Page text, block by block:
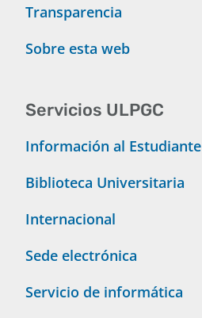
Transparencia
Sobre esta web
Servicios ULPGC
Información al Estudiante
Biblioteca Universitaria
Internacional
Sede electrónica
Servicio de informática